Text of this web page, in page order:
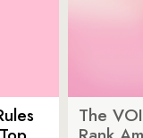
The